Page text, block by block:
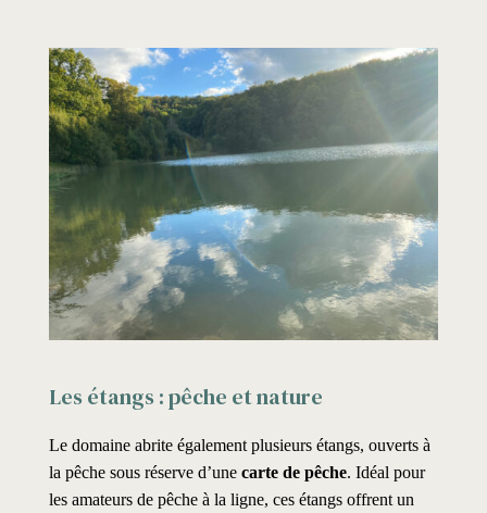
Les étangs : pêche et nature
Le domaine abrite également plusieurs étangs, ouverts à
la pêche sous réserve d’une carte de pêche. Idéal pour
les amateurs de pêche à la ligne, ces étangs offrent un